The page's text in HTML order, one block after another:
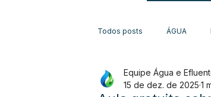
Todos posts ÁGUA
EQUIPAMENTOS
Equipe Água e
15 de dez. de 2025 1